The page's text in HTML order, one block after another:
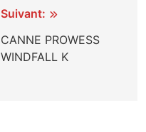
Suivant:
CANNE PROWESS
WINDFALL K